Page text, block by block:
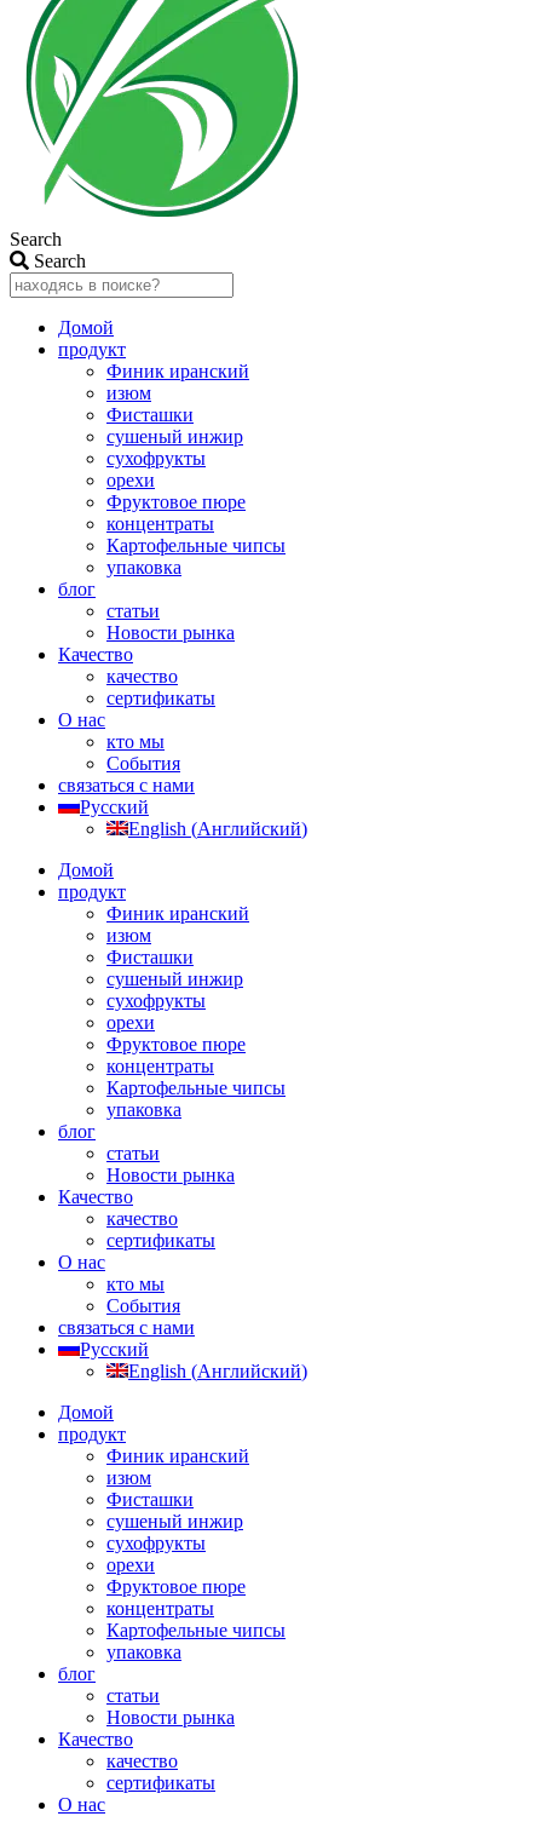
Search
Search
Домой
продукт
Финик иранский
изюм
Фисташки
сушеный инжир
сухофрукты
орехи
Фруктовое пюре
концентраты
Картофельные чипсы
упаковка
блог
статьи
Новости рынка
Качество
качество
сертификаты
О нас
кто мы
События
связаться с нами
Русский
English (Английский)
Домой
продукт
Финик иранский
изюм
Фисташки
сушеный инжир
сухофрукты
орехи
Фруктовое пюре
концентраты
Картофельные чипсы
упаковка
блог
статьи
Новости рынка
Качество
качество
сертификаты
О нас
кто мы
События
связаться с нами
Русский
English (Английский)
Домой
продукт
Финик иранский
изюм
Фисташки
сушеный инжир
сухофрукты
орехи
Фруктовое пюре
концентраты
Картофельные чипсы
упаковка
блог
статьи
Новости рынка
Качество
качество
сертификаты
О нас